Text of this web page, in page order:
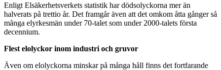
Enligt Elsäkerhetsverkets statistik har dödsolyckorna mer än
halverats på trettio år. Det framgår även att det omkom åtta gånger så
många elyrkesmän under 70-talet som under 2000-talets första
decennium.
Flest elolyckor inom industri och gruvor
Även om elolyckorna minskar på många håll finns det fortfarande